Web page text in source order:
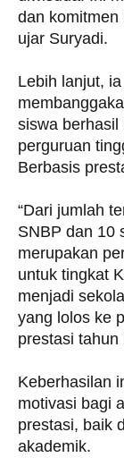
dan komitmen
ujar Suryadi.
Lebih lanjut,
siswa berhasil
perguruan
Berbasis
“Dari jumlah
SNBP dan 10
merupakan
untuk tingkat
menjadi
yang lolos ke
prestasi tahun
Keberhasilan
motivasi bagi
prestasi, baik
akademik.